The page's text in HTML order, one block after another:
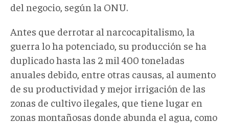
del negocio, según la ONU.
Antes que derrotar al narcocapitalismo, la
guerra lo ha potenciado, su producción se ha
duplicado hasta las 2 mil 400 toneladas
anuales debido, entre otras causas, al aumento
de su productividad y mejor irrigación de las
zonas de cultivo ilegales, que tiene lugar en
zonas montañosas donde abunda el agua, como